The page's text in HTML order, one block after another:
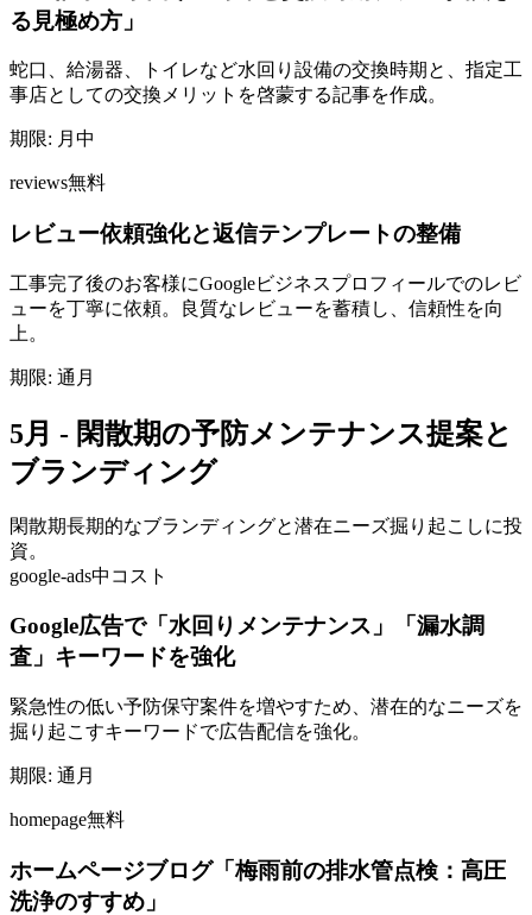
る見極め方」
蛇口、給湯器、トイレなど水回り設備の交換時期と、指定工
事店としての交換メリットを啓蒙する記事を作成。
期限: 月中
reviews無料
レビュー依頼強化と返信テンプレートの整備
工事完了後のお客様にGoogleビジネスプロフィールでのレビ
ューを丁寧に依頼。良質なレビューを蓄積し、信頼性を向
上。
期限: 通月
5月 - 閑散期の予防メンテナンス提案と
ブランディング
閑散期長期的なブランディングと潜在ニーズ掘り起こしに投
資。
google-ads中コスト
Google広告で「水回りメンテナンス」「漏水調
査」キーワードを強化
緊急性の低い予防保守案件を増やすため、潜在的なニーズを
掘り起こすキーワードで広告配信を強化。
期限: 通月
homepage無料
ホームページブログ「梅雨前の排水管点検：高圧
洗浄のすすめ」